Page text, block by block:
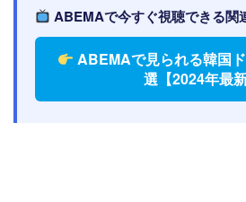
ABEMAで今すぐ視聴できる関
ABEMAで見られる韓国
選【2024年最新